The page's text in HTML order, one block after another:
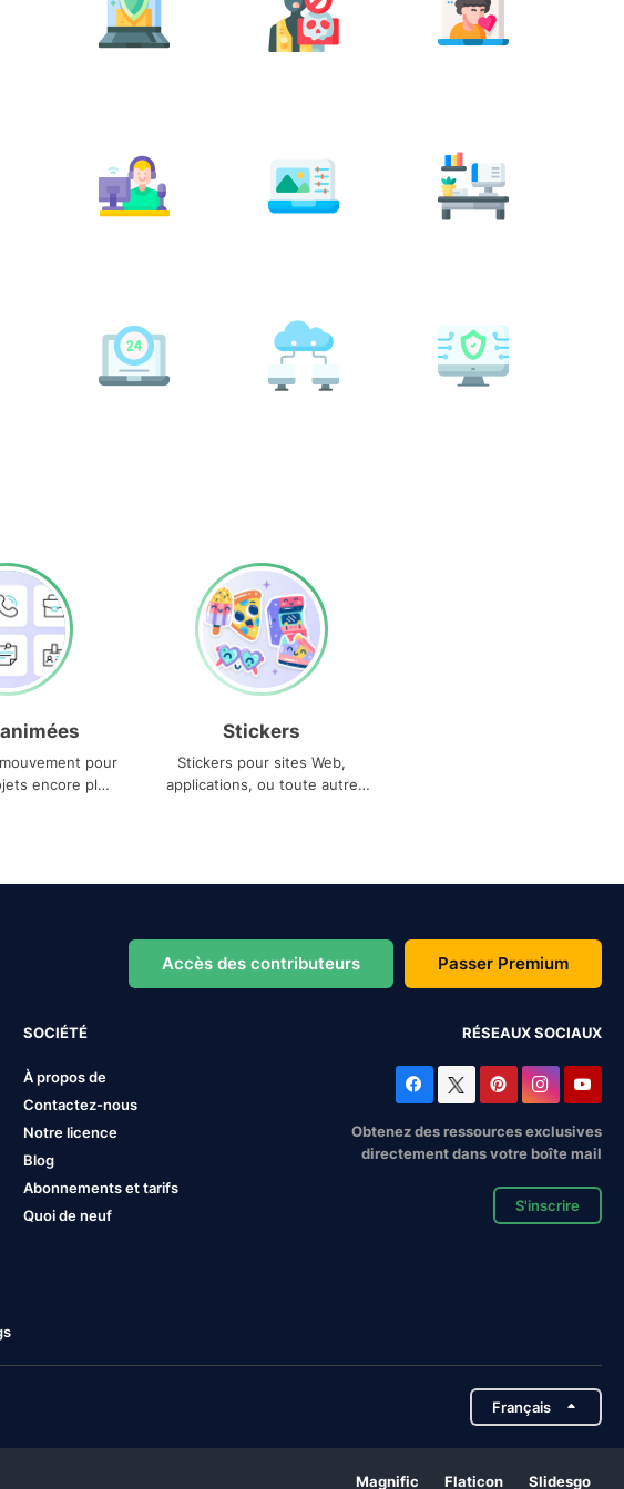
pour
encore plus
Stickers
Stickers pour sites Web,
applications, ou toute autre
Accès des contributeurs Passer Premium
SOCIÉTÉ
À propos de
Contactez-nous
Notre licence
Blog
Abonnements et tarifs
Quoi de neuf
RÉSEAUX SOCIAUX
Obtenez des ressources exclusives
directement dans votre boîte mail
S'inscrire
Français
Magnific Flaticon Slidesgo